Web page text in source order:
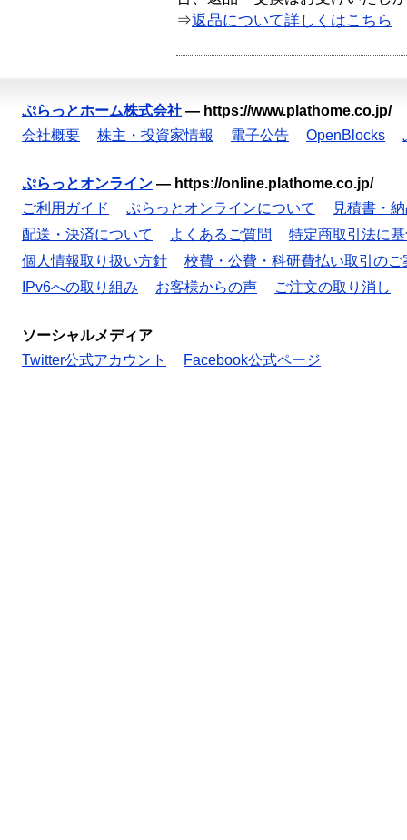
⇒返品について詳しくはこちら
ぷらっとホーム株式会社 — https://www.plathome.co.jp/
会社概要
株主・投資家情報 電子公告 OpenBlocks
ぷらっとオンライン — https://online.plathome.co.jp/
ご利用ガイド
ぷらっとオンラインについて
見積書・
配送・決済について
よくあるご質問
特定商取引法に
個人情報取り扱い方針
校費・公費・科研費払い取引のご
IPv6への取り組み
お客様からの声 ご注文の取り消し
ソーシャルメディア
Twitter公式アカウント
Facebook公式ページ